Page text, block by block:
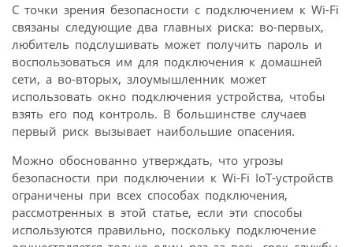
С точки зрения безопасности с подключением к Wi-Fi
связаны следующие два главных риска: во-первых,
любитель подслушивать может получить пароль и
воспользоваться им для подключения к домашней
сети, а во-вторых, злоумышленник может
использовать окно подключения устройства, чтобы
взять его под контроль. В большинстве случаев
первый риск вызывает наибольшие опасения.
Можно обоснованно утверждать, что угрозы
безопасности при подключении к Wi-Fi IoT-устройств
ограничены при всех способах подключения,
рассмотренных в этой статье, если эти способы
используются правильно, поскольку подключение